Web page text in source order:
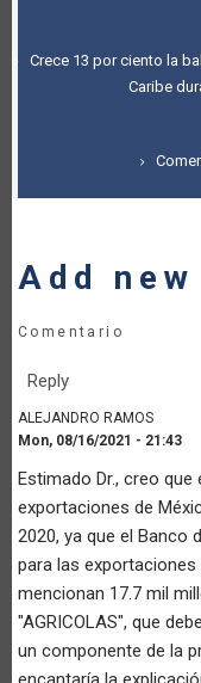
Crece 13 por ciento la
Caribe
Add
Comentario
Reply
ALEJANDRO RAMOS
Mon, 08/16/2021 - 21:43
Estimado Dr., creo
exportaciones de
2020, ya que el Banco
para las exportaciones
mencionan 17.7 mil
"AGRICOLAS", que
un componente de la